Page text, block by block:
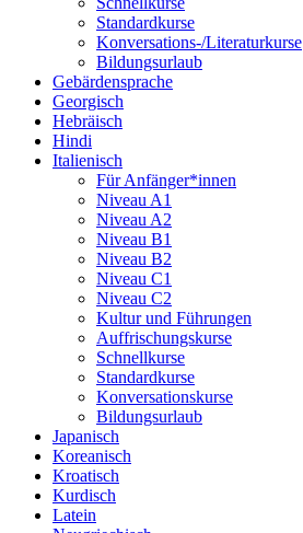
Standardkurse
Konversations-/Literaturkurse
Bildungsurlaub
Gebärdensprache
Georgisch
Hebräisch
Hindi
Italienisch
Für Anfänger*innen
Niveau A1
Niveau A2
Niveau B1
Niveau B2
Niveau C1
Niveau C2
Kultur und Führungen
Auffrischungskurse
Schnellkurse
Standardkurse
Konversationskurse
Bildungsurlaub
Japanisch
Koreanisch
Kroatisch
Kurdisch
Latein